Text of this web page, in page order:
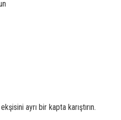
ayrı bir kapta karıştırın.